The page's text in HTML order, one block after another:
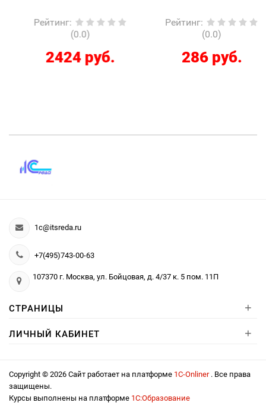
Рейтинг:
(0.0)
2424 руб.
Рейтинг:
(0.0)
286 руб.
1c@itsreda.ru
+7(495)743-00-63
107370 г. Москва, ул. Бойцовая, д. 4/37 к. 5 пом. 11П
СТРАНИЦЫ +
ЛИЧНЫЙ КАБИНЕТ +
Copyright © 2026 Сайт работает на платформе 1С-Onliner . Все права
защищены.
Курсы выполнены на платформе 1С:Образование